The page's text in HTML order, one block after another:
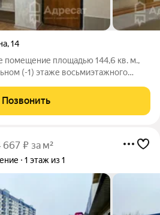
,14
помещение площадью 144,6 кв. м.,
(-1) этаже восьмиэтажного
находится в состоянии хорошей
и
Позвонить
667 ₽ за м²
1 этаж из 1